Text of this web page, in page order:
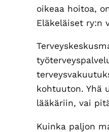
oikeaa hoitoa,
Eläkeläiset ry:n
kohtuuton. Yhä
lääkäriin, vai
Kuinka paljon